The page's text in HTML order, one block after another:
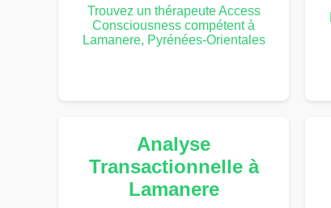
Trouvez un thérapeute Access
Consciousness compétent à
Lamanere, Pyrénées-Orientales
Analyse
Transactionnelle à
Lamanere